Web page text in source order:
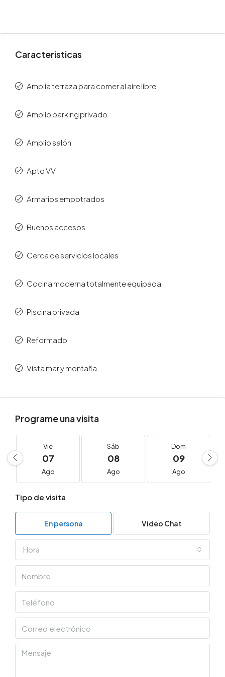
Caracteristicas
Amplia terraza para comer al aire libre
Amplio parking privado
Amplio salón
Apto VV
Armarios empotrados
Buenos accesos
Cerca de servicios locales
Cocina moderna totalmente equipada
Piscina privada
Reformado
Vista mar y montaña
Programe una visita
Vie
07
Ago
Sáb
08
Ago
Dom
09
Ago
Tipo de visita
En persona Video Chat
Hora